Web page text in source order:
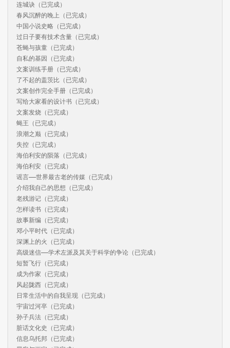
连城诀（已完成）
春风沉醉的晚上（已完成）
中国小说史略（已完成）
过日子要有技术含量（已完成）
苍蝇与孩童（已完成）
自私的基因（已完成）
文案训练手册（已完成）
了不起的盖茨比（已完成）
文案创作完全手册（已完成）
写给大家看的设计书（已完成）
文案发烧（已完成）
蝇王（已完成）
浪潮之巅（已完成）
失控（已完成）
海伯利安的陨落（已完成）
海伯利安（已完成）
谣言——世界最古老的传媒（已完成）
介绍我自己的思想（已完成）
老残游记（已完成）
怎样读书（已完成）
故事新编（已完成）
邓小平时代（已完成）
深渊上的火（已完成）
高级迷信——学术左派及其关于科学的争论（已完成）
短暂飞行（已完成）
成为作家（已完成）
风起陇西（已完成）
日常生活中的自我呈现（已完成）
宇宙过河卒（已完成）
孙子兵法（已完成）
脏话文化史（已完成）
信息乌托邦（已完成）